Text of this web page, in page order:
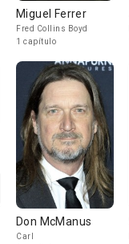
Miguel Ferrer
Fred Collins Boyd
1 capítulo
Don McManus
Carl